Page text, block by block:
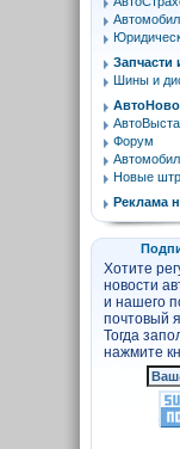
Запчасти
Шины и
Форум
Новые
Реклама
Хотите
новости
и нашего
почтовый
Тогда
нажмите